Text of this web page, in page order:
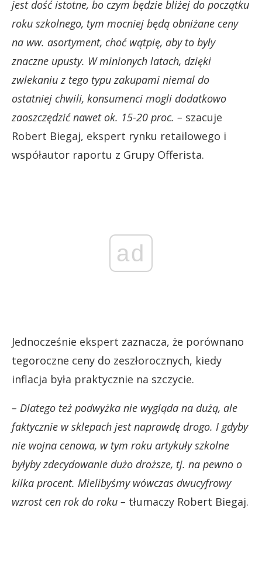
jest dość istotne, bo czym będzie bliżej do początku
roku szkolnego, tym mocniej będą obniżane ceny
na ww. asortyment, choć wątpię, aby to były
znaczne upusty. W minionych latach, dzięki
zwlekaniu z tego typu zakupami niemal do
ostatniej chwili, konsumenci mogli dodatkowo
zaoszczędzić nawet ok. 15-20 proc. – szacuje
Robert Biegaj, ekspert rynku retailowego i
współautor raportu z Grupy Offerista.
ad
Jednocześnie ekspert zaznacza, że porównano
tegoroczne ceny do zeszłorocznych, kiedy
inflacja była praktycznie na szczycie.
– Dlatego też podwyżka nie wygląda na dużą, ale
faktycznie w sklepach jest naprawdę drogo. I gdyby
nie wojna cenowa, w tym roku artykuły szkolne
byłyby zdecydowanie dużo droższe, tj. na pewno o
kilka procent. Mielibyśmy wówczas dwucyfrowy
wzrost cen rok do roku – tłumaczy Robert Biegaj.